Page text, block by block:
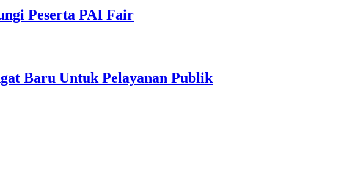
Peserta PAI Fair
Baru Untuk Pelayanan Publik